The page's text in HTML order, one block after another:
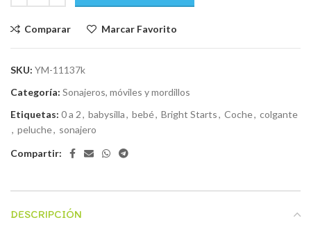
Comparar Marcar Favorito
SKU: YM-11137k
Categoría: Sonajeros, móviles y mordillos
Etiquetas: 0 a 2, babysilla, bebé, Bright Starts, Coche, colgante
, peluche, sonajero
Compartir:
DESCRIPCIÓN